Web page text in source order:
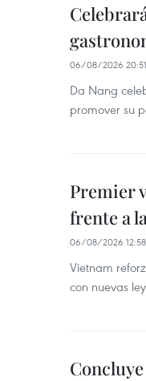
06/08/2026 20:51
Da Nang
promover su
Premier
frente a
06/08/2026 12:58
Vietnam
con nuevas